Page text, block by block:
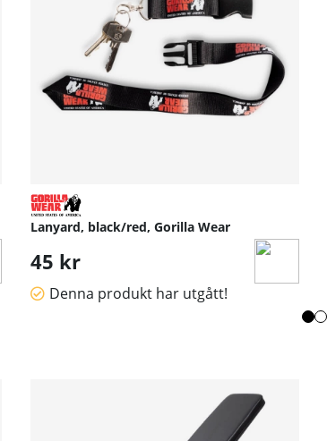
Lanyard, black/red, Gorilla Wear
45 kr
Denna produkt har utgått!